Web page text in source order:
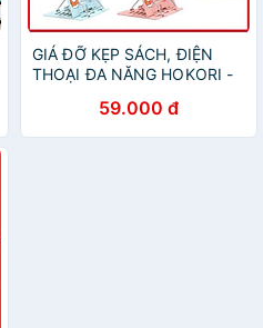
GIÁ ĐỠ KẸP SÁCH, ĐIỆN
THOẠI ĐA NĂNG HOKORI -
59.000 đ